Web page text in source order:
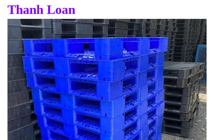
Thanh Loan